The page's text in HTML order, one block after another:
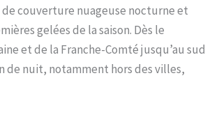
de couverture nuageuse nocturne et
gelées de la saison. Dès le
et de la Franche-Comté jusqu’au sud
de nuit, notamment hors des villes,